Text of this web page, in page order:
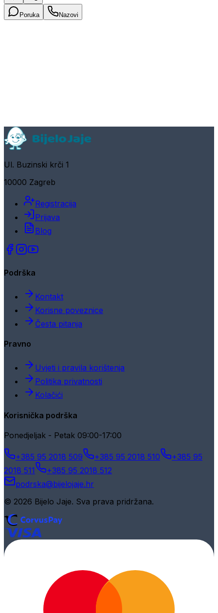
Poruka Nazovi
Ul. Buzinski krči 1
10000 Zagreb
Registracija
Prijava
Blog
Podrška
Kontakt
Korisne poveznice
Česta pitanja
Pravno
Uvjeti i pravila korištenja
Politika privatnosti
Kolačići
Korisnička podrška
Ponedjeljak - Petak 09:00-17:00
+385 95 2018 509 +385 95 2018 510
+385 95
2018 511
+385 95 2018 512
podrska@bijelojaje.hr
© 2026 Bijelo Jaje. Sva prava pridržana.